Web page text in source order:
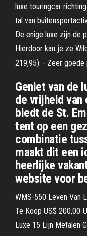
luxe touringcar
tal van
De enige luxe zijn de
Hierdoor kan je ze
219,95). - Zeer goede
Geniet van de
de vrijheid van
biedt de St.
tent op een
combinatie
maakt dit een
heerlijke
website voor
WMS-550 Leven Van
Te Koop US$ 200,00-
Luxe 15 Lijn Metalen